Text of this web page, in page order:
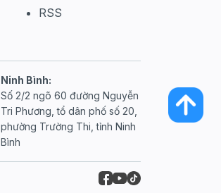
RSS
Ninh Bình:
Số 2/2 ngõ 60 đường Nguyễn
Tri Phương, tổ dân phố số 20,
phường Trường Thi, tỉnh Ninh
Bình